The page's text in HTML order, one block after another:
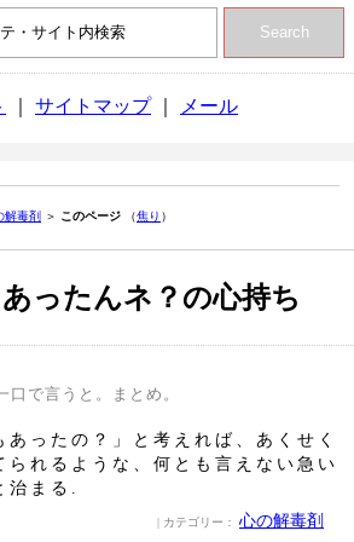
Search
サイトマップ｜ メール
解毒剤 ＞ このページ （焦り ）
ったんネ？の心持ち
口で言うと。まとめ。
あったの？」と考えれば、あくせく
られるような、何とも言えない急い
治まる.
| カテゴリー： 心の解毒剤